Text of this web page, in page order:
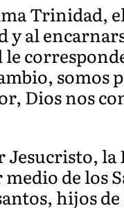
Trinidad,
al
Dios nos
de
hijos